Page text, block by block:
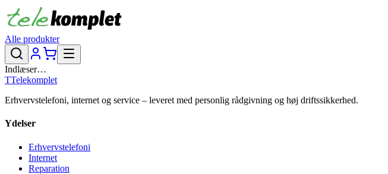
Alle produkter
Indlæser…
TTelekomplet
Erhvervstelefoni, internet og service – leveret med personlig rådgivning og høj driftssikkerhed.
Ydelser
Erhvervstelefoni
Internet
Reparation